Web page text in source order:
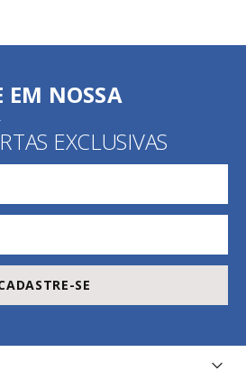
Elastano.
EM NOSSA
EXCLUSIVAS